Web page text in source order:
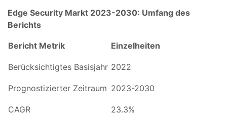
Edge Security Markt 2023-2030: Umfang des
Berichts
Bericht Metrik Einzelheiten
Berücksichtigtes Basisjahr 2022
Prognostizierter Zeitraum 2023-2030
CAGR 23.3%